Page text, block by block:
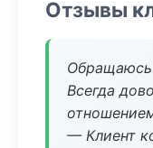
Отзывы
Всегда
— Клиент